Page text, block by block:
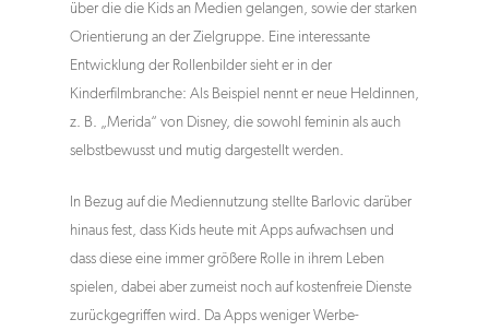
über die die Kids an Medien gelangen, sowie der starken
Orientierung an der Zielgruppe. Eine interessante
Entwicklung der Rollenbilder sieht er in der
Kinderfilmbranche: Als Beispiel nennt er neue Heldinnen,
z. B. „Merida“ von Disney, die sowohl feminin als auch
selbstbewusst und mutig dargestellt werden.
In Bezug auf die Mediennutzung stellte Barlovic darüber
hinaus fest, dass Kids heute mit Apps aufwachsen und
dass diese eine immer größere Rolle in ihrem Leben
spielen, dabei aber zumeist noch auf kostenfreie Dienste
zurückgegriffen wird. Da Apps weniger Werbe-